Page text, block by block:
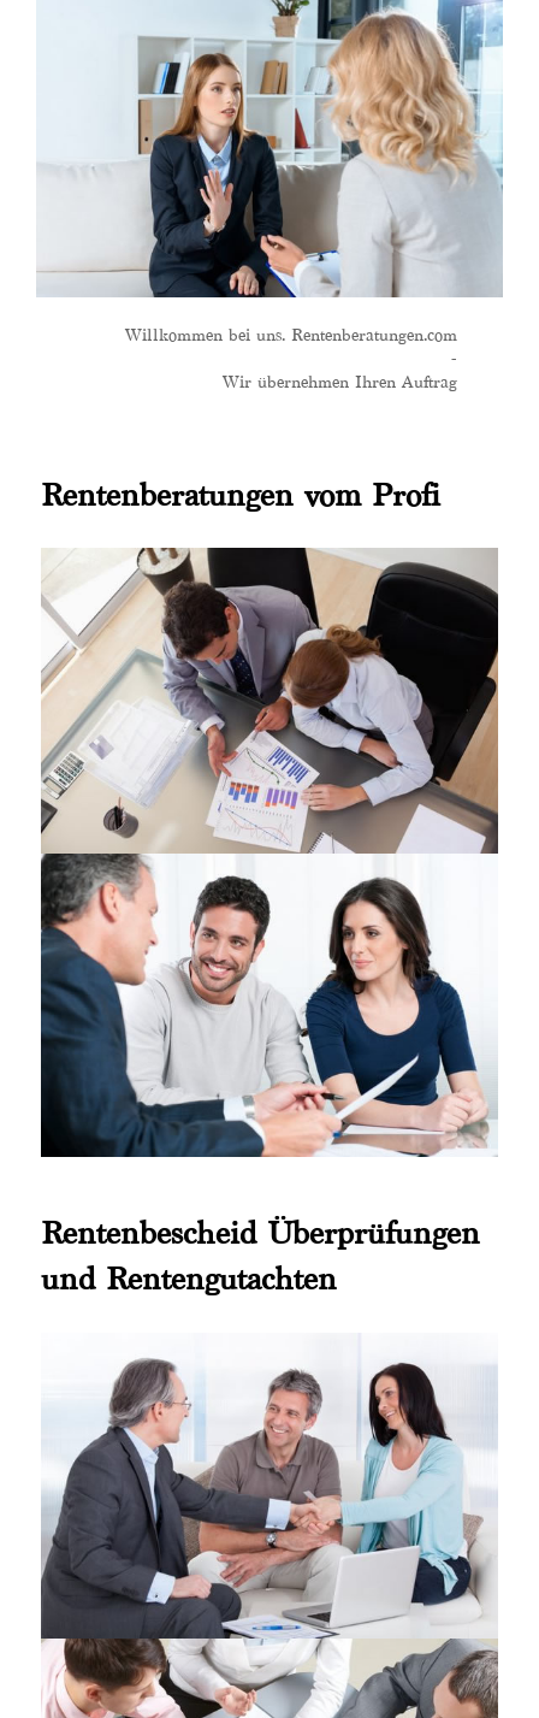
Willkommen bei uns. Rentenberatungen.com
-
Wir übernehmen Ihren Auftrag
Rentenberatungen vom Profi
Rentenbescheid Überprüfungen
und Rentengutachten